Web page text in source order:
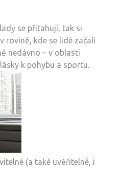
se přitahují, tak si
rovině, kde se lidé začali
nedávno – v oblasti
k pohybu a sportu.
(a také uvěřitelné, i